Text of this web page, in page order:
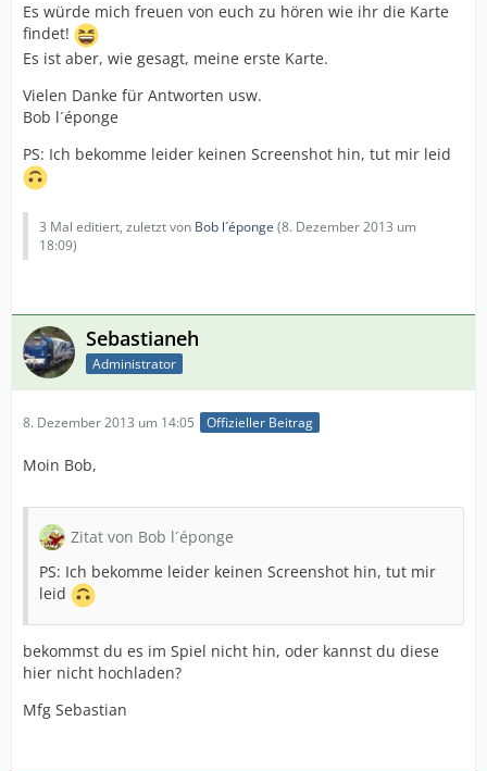
Es würde mich freuen von euch zu hören wie ihr die Karte
findet!
Es ist aber, wie gesagt, meine erste Karte.
Vielen Danke für Antworten usw.
Bob l´éponge
PS: Ich bekomme leider keinen Screenshot hin, tut mir leid
3 Mal editiert, zuletzt von Bob l´éponge (8. Dezember 2013 um
18:09)
Sebastianeh
Administrator
8. Dezember 2013 um 14:05 Offizieller Beitrag
Moin Bob,
Zitat von Bob l´éponge
PS: Ich bekomme leider keinen Screenshot hin, tut mir
leid
bekommst du es im Spiel nicht hin, oder kannst du diese
hier nicht hochladen?
Mfg Sebastian